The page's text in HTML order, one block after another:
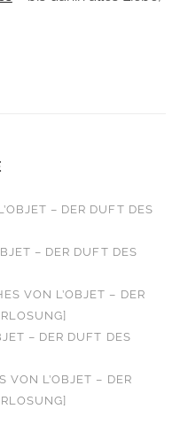
– DER DUFT DES
– DER DUFT DES
VON L’OBJET – DER
– DER DUFT DES
VON L’OBJET – DER